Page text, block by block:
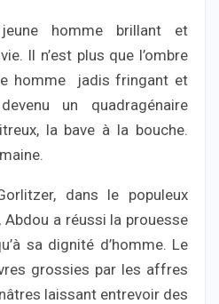
homme brillant et
Il n’est plus que l’ombre
homme jadis fringant et
un quadragénaire
la bave à la bouche.
dans le populeux
Abdou a réussi la prouesse
sa dignité d’homme. Le
grossies par les affres
laissant entrevoir des